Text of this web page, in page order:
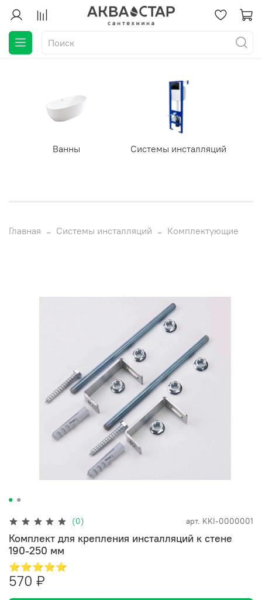
Ванны Системы инсталляций
Главная Системы инсталляций Комплектующие
(0) арт. KKI-0000001
Комплект для крепления инсталляций к стене
190-250 мм
⭐⭐⭐⭐⭐
570 ₽